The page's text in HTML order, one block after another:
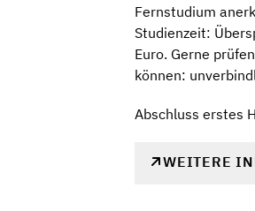
Fernstudium
Studienzeit:
Euro. Gerne
können:
Abschluss erstes
WEITERE